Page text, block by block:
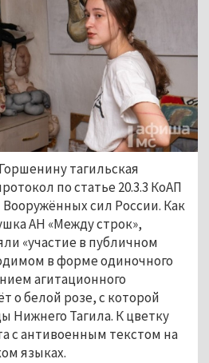
тагильская
по статье 20.3.3 КоАП
сил России. Как
АН «Между строк»,
«участие в публичном
в форме одиночного
агитационного
о белой розе, с которой
Нижнего Тагила. К цветку
с антивоенным текстом на
языках.